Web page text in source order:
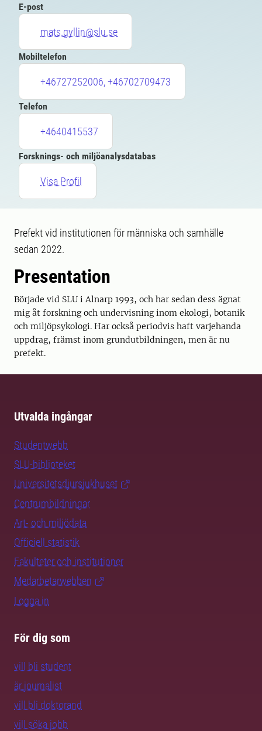
E-post
mats.gyllin@slu.se
Mobiltelefon
+46727252006, +46702709473
Telefon
+4640415537
Forsknings- och miljöanalysdatabas
Visa Profil
Prefekt vid institutionen för människa och samhälle
sedan 2022.
Presentation
Började vid SLU i Alnarp 1993, och har sedan dess ägnat
mig åt forskning och undervisning inom ekologi, botanik
och miljöpsykologi. Har också periodvis haft varjehanda
uppdrag, främst inom grundutbildningen, men är nu
prefekt.
Utvalda ingångar
Studentwebb
SLU-biblioteket
Universitetsdjursjukhuset
Centrumbildningar
Art- och miljödata
Officiell statistik
Fakulteter och institutioner
Medarbetarwebben
Logga in
För dig som
vill bli student
är journalist
vill bli doktorand
vill söka jobb